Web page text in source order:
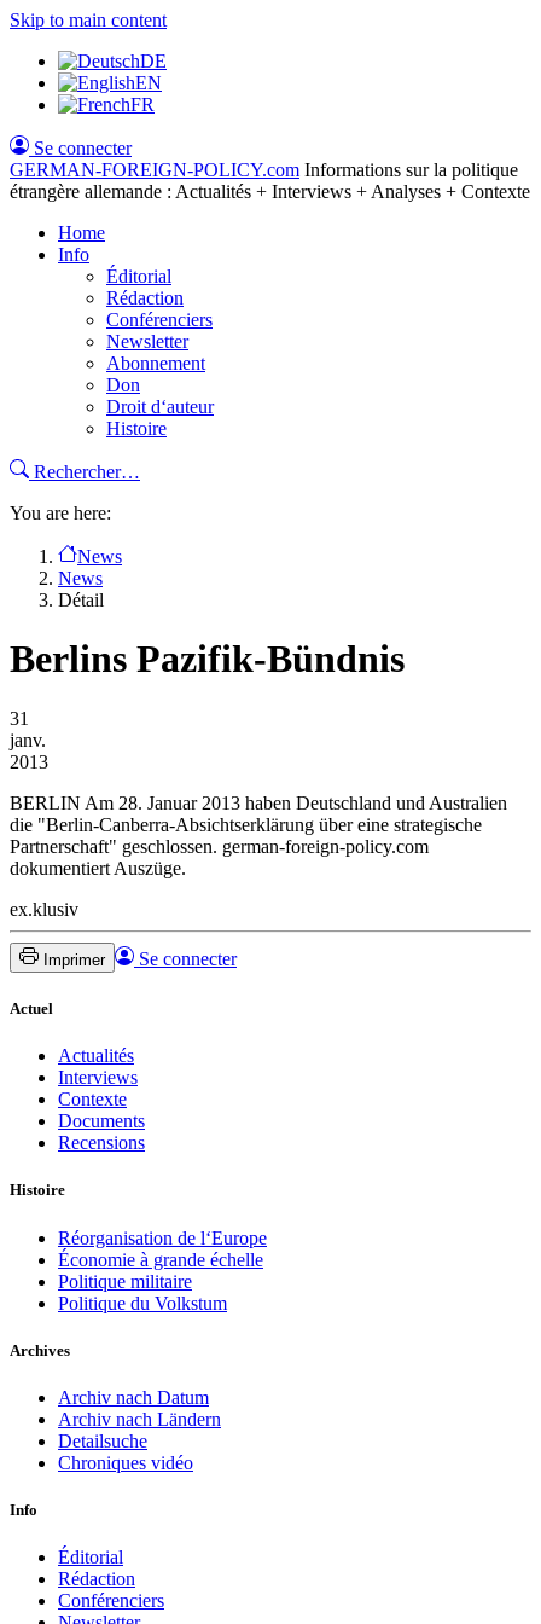
Skip to main content
DE
EN
FR
Se connecter
GERMAN-FOREIGN-POLICY.com Informations sur la politique
étrangère allemande : Actualités + Interviews + Analyses + Contexte
Home
Info
Éditorial
Rédaction
Conférenciers
Newsletter
Abonnement
Don
Droit d‘auteur
Histoire
Rechercher…
You are here:
News
News
Détail
Berlins Pazifik-Bündnis
31
janv.
2013
BERLIN Am 28. Januar 2013 haben Deutschland und Australien
die "Berlin-Canberra-Absichtserklärung über eine strategische
Partnerschaft" geschlossen. german-foreign-policy.com
dokumentiert Auszüge.
ex.klusiv
Imprimer Se connecter
Actuel
Actualités
Interviews
Contexte
Documents
Recensions
Histoire
Réorganisation de l‘Europe
Économie à grande échelle
Politique militaire
Politique du Volkstum
Archives
Archiv nach Datum
Archiv nach Ländern
Detailsuche
Chroniques vidéo
Info
Éditorial
Rédaction
Conférenciers